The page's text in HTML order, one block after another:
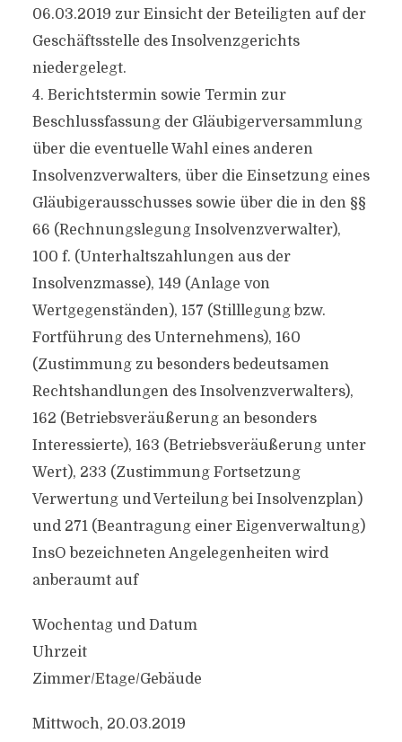
06.03.2019 zur Einsicht der Beteiligten auf der
Geschäftsstelle des Insolvenzgerichts
niedergelegt.
4. Berichtstermin sowie Termin zur
Beschlussfassung der Gläubigerversammlung
über die eventuelle Wahl eines anderen
Insolvenzverwalters, über die Einsetzung eines
Gläubigerausschusses sowie über die in den §§
66 (Rechnungslegung Insolvenzverwalter),
100 f. (Unterhaltszahlungen aus der
Insolvenzmasse), 149 (Anlage von
Wertgegenständen), 157 (Stilllegung bzw.
Fortführung des Unternehmens), 160
(Zustimmung zu besonders bedeutsamen
Rechtshandlungen des Insolvenzverwalters),
162 (Betriebsveräußerung an besonders
Interessierte), 163 (Betriebsveräußerung unter
Wert), 233 (Zustimmung Fortsetzung
Verwertung und Verteilung bei Insolvenzplan)
und 271 (Beantragung einer Eigenverwaltung)
InsO bezeichneten Angelegenheiten wird
anberaumt auf
Wochentag und Datum
Uhrzeit
Zimmer/Etage/Gebäude
Mittwoch, 20.03.2019